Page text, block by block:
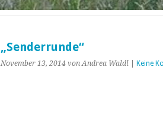
„Senderrunde“
November 13, 2014 von Andrea Waldl| Keine